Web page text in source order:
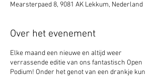
Mearsterpaed 8, 9081 AK Lekkum, Nederland
Over het evenement
Elke maand een nieuwe en altijd weer
verrassende editie van ons fantastisch Open
Podium! Onder het genot van een drankje kun